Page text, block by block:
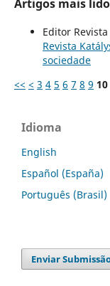
Artigos mais
Editor
Revista
sociedade
<< < 3 4 5 6 7 8 9 10
Idioma
English
Español (España)
Português (Brasil)
Enviar